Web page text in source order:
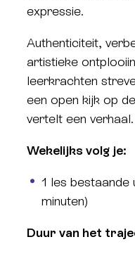
expressie.
Authenticiteit,
artistieke
leerkrachten
een open kijk op
vertelt een verhaal.
Wekelijks volg je:
1 les bestaande
minuten)
Duur van het